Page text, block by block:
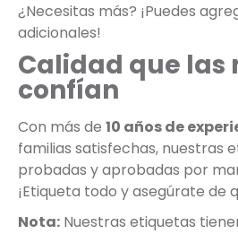
¿Necesitas más? ¡Puedes
adicionales!
Calidad que las
confían
Con más de 10 años de
familias satisfechas, nuestras
probadas y aprobadas por
¡Etiqueta todo y asegúrate de
Nota: Nuestras etiquetas